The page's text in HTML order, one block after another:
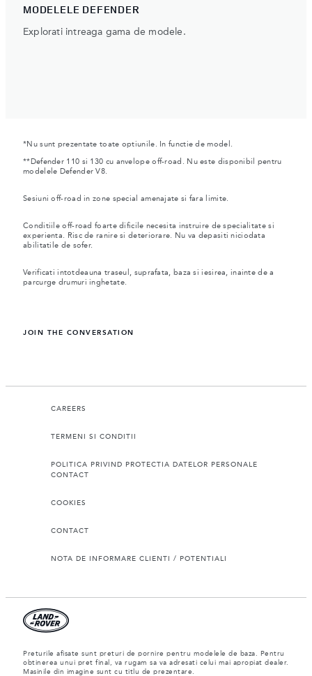
MODELELE DEFENDER
Explorati intreaga gama de modele.
*Nu sunt prezentate toate optiunile. In functie de model.
**Defender 110 si 130 cu anvelope off-road. Nu este disponibil pentru
modelele Defender V8.
Sesiuni off-road in zone special amenajate si fara limite.
Conditiile off-road foarte dificile necesita instruire de specialitate si
experienta. Risc de ranire si deteriorare. Nu va depasiti niciodata
abilitatile de sofer.
Verificati intotdeauna traseul, suprafata, baza si iesirea, inainte de a
parcurge drumuri inghetate.
JOIN THE CONVERSATION
CAREERS
TERMENI SI CONDITII
POLITICA PRIVIND PROTECTIA DATELOR PERSONALE
CONTACT
COOKIES
CONTACT
NOTA DE INFORMARE CLIENTI / POTENTIALI
Preturile afisate sunt preturi de pornire pentru modelele de baza. Pentru
obtinerea unui pret final, va rugam sa va adresati celui mai apropiat dealer.
Masinile din imagine sunt cu titlu de prezentare.